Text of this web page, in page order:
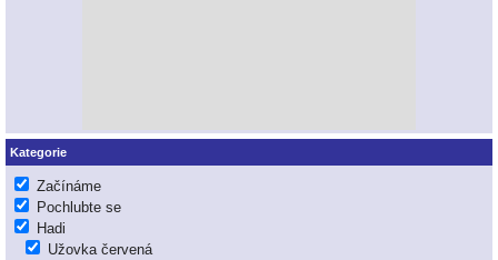
Kategorie
Začínáme
Pochlubte se
Hadi
Užovka červená